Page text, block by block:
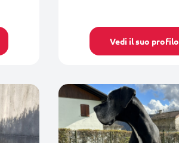
Vedi il suo profilo